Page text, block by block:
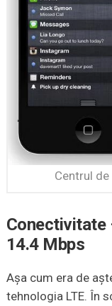
Centrul
Conectivitate
14.4 Mbps
Aşa cum era de
tehnologia LTE. În